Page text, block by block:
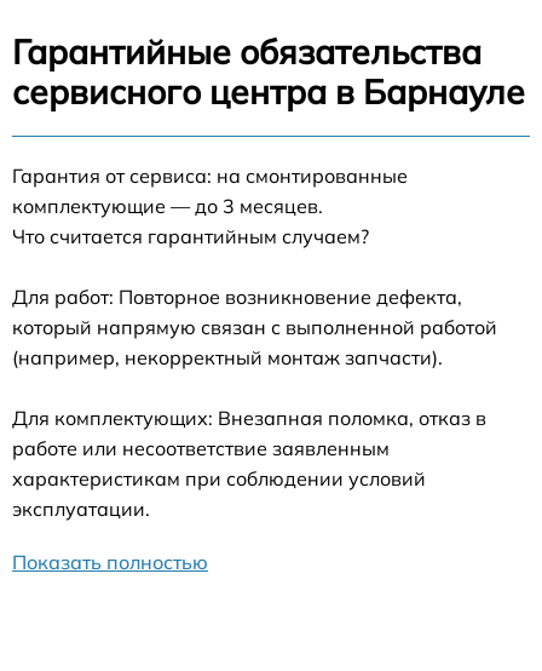
Гарантийные обязательства
сервисного центра в Барнауле
Гарантия от сервиса: на смонтированные
комплектующие — до 3 месяцев.
Что считается гарантийным случаем?
Для работ: Повторное возникновение дефекта,
который напрямую связан с выполненной работой
(например, некорректный монтаж запчасти).
Для комплектующих: Внезапная поломка, отказ в
работе или несоответствие заявленным
характеристикам при соблюдении условий
эксплуатации.
Показать полностью